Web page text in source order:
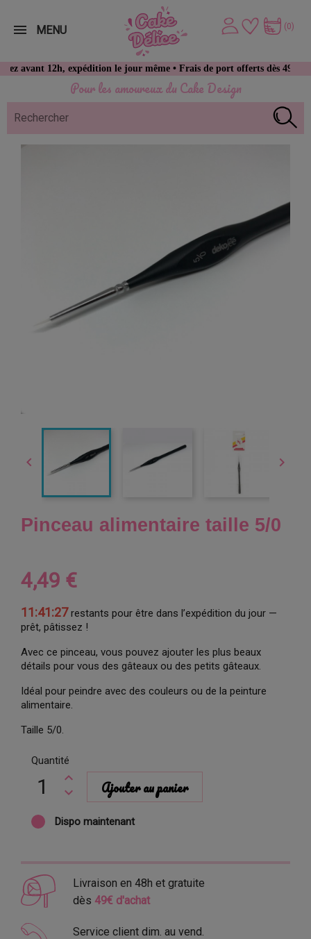
Pour les amoureux du Cake Design
avant 12h, expédition le jour même • Frais de port offerts dès 49 €
(0)
MENU
 
Pinceau alimentaire taille 5/0
4,49 €
11:41:27restants pour être dans l’expédition du jour —
prêt, pâtissez !
Avec ce pinceau, vous pouvez ajouter les plus beaux
détails pour vous des gâteaux ou des petits gâteaux.
Idéal pour peindre avec des couleurs ou de la peinture
alimentaire.
Taille 5/0.
Quantité
Ajouter au panier
Dispo maintenant
Livraison en 48h et gratuite
dès 49€ d'achat
Service client dim. au vend.